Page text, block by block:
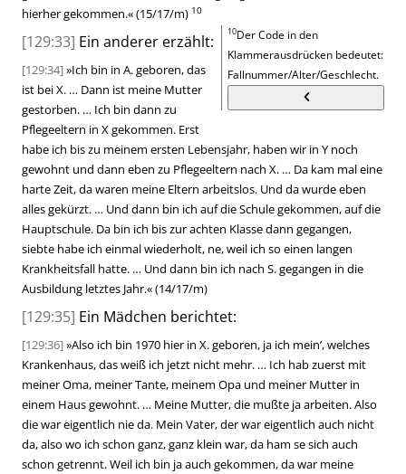
hierher gekommen.«(15/17/m) 10
10Der Code in den
Klammerausdrücken bedeutet:
Fallnummer/Alter/Geschlecht.
[129:33] Ein anderer erzählt:
[129:34]»Ich bin in A. geboren, das
ist bei X. … Dann ist meine Mutter
gestorben. … Ich bin dann zu
Pflegeeltern in X gekommen. Erst
habe ich bis zu meinem ersten Lebensjahr, haben wir in Y noch
gewohnt und dann eben zu Pflegeeltern nach X. … Da kam mal eine
harte Zeit, da waren meine Eltern arbeitslos. Und da wurde eben
alles gekürzt. … Und dann bin ich auf die Schule gekommen, auf die
Hauptschule. Da bin ich bis zur achten Klasse dann gegangen,
siebte habe ich einmal wiederholt, ne, weil ich so einen langen
Krankheitsfall hatte. … Und dann bin ich nach S. gegangen in die
Ausbildung letztes Jahr.«(14/17/m)
[129:35] Ein Mädchen berichtet:
[129:36]»Also ich bin 1970 hier in X. geboren, ja ich mein’, welches
Krankenhaus, das weiß ich jetzt nicht mehr. … Ich hab zuerst mit
meiner Oma, meiner Tante, meinem Opa und meiner Mutter in
einem Haus gewohnt. … Meine Mutter, die mußte ja arbeiten. Also
die war eigentlich nie da. Mein Vater, der war eigentlich auch nicht
da, also wo ich schon ganz, ganz klein war, da ham se sich auch
schon getrennt. Weil ich bin ja auch gekommen, da war meine